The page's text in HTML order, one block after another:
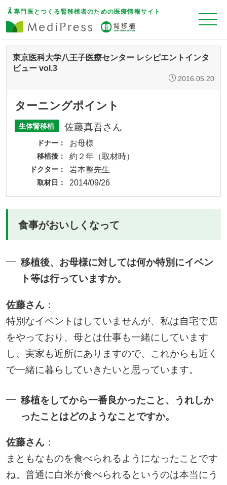
専門医とつくる腎移植者のための医療情報サイト
東京医科大学八王子医療センター レシピエントインタ
ビュー vol.3
2016.05.20
ターニングポイント
生体腎移植 佐藤真吾さん
ドナー お母様
移植後 約２年（取材時）
ドクター 岩本整先生
取材日 2014/09/26
食事がおいしくなって
移植後、お母様に対しては何か特別にイベン
ト等は行っていますか。
佐藤さん：
特別なイベントはしていませんが、私は自宅で店
をやっており、母とは仕事も一緒にしています
し、実家も近所にありますので、これからも近く
で一緒に暮らしていきたいと思っています。
移植をしてから一番良かったこと、うれしか
ったことはどのようなことですか。
佐藤さん：
まともなものを食べられるようになったことです
ね。普通に白米が食べられるというのは本当にう